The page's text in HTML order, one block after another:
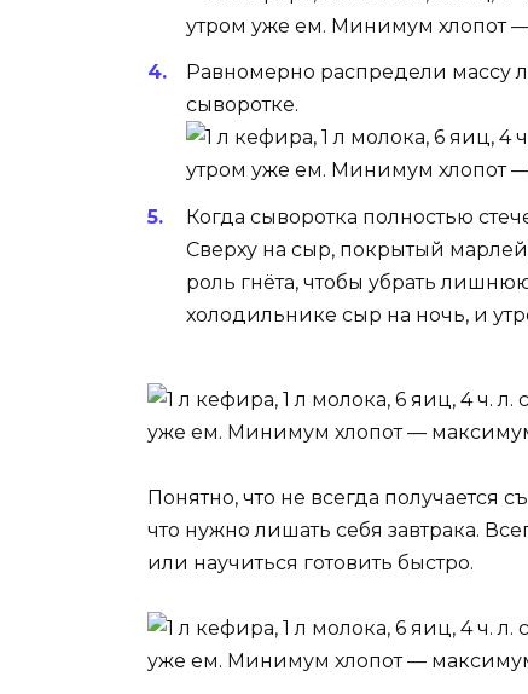
Равномерно распредели массу
сыворотке.
Когда сыворотка полностью
Сверху на сыр, покрытый
роль гнёта, чтобы убрать
холодильнике сыр на ночь, и
Понятно, что не всегда получается
что нужно лишать себя завтрака.
или научиться готовить быстро.